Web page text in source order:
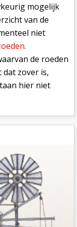
mogelijk
van de
niet
de roeden
zover is,
hier niet